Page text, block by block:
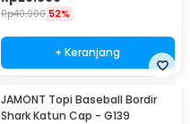
Rp40.900 52%
+ Keranjang
JAMONT Topi Baseball Bordir
Shark Katun Cap - G139